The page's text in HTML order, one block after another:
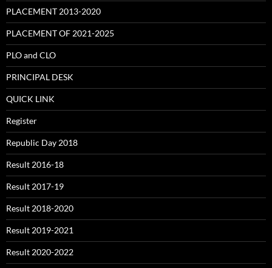
PLACEMENT 2013-2020
PLACEMENT OF 2021-2025
PLO and CLO
PRINCIPAL DESK
QUICK LINK
Register
Republic Day 2018
Result 2016-18
Result 2017-19
Result 2018-2020
Result 2019-2021
Result 2020-2022